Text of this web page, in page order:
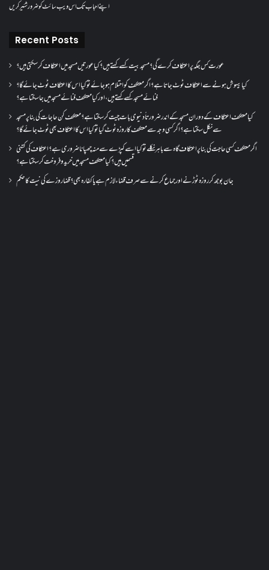
اپنے احباب تک اس ویب سائٹ کو ضرور شئیر کریں
Recent Posts
عورت کس جگہ پر اعتکاف کرے گی؟مسجد بیت کسے کہتے ہیں؟کیا عورتیں مسجد میں اعتکاف کر سکتی ہیں؟
کیا بیہوش ہونے سے اعتکاف ٹوٹ جاتا ہے؟ اگر معتکف کو احتلام ہو جائے تو کیا اس کا اعتکاف ٹوٹ جائے گا؟
فنائے مسجد کسے کہتے ہیں ، اور کیا معتکف فنائے مسجد میں جا سکتا ہے؟
کیا معتکف اعتکاف کے دوران مسجد کے اندر ضرورتاً دنیوی بات چیت کر سکتا ہے؟معتکف کن حاجات کی بنا پر مسجد
سے نکل سکتا ہے؟ اگر کسی وجہ سے معتکف کا روزہ ٹوٹ گیا تو کیا اس کا اعتکاف بھی ٹوٹ جائے گا؟
اگر معتکف کسی حاجت کی بنا پر اعتکاف گاہ سے باہر نکلے تو کیا اسے کپڑے سے منہ چھپانا ضروری ہے؟اعتکاف کی کتنی
قسمیں ہیں؟کیا معتکف مسجد میں خرید و فروخت کر سکتا ہے؟
جان بوجھ کر روزہ ٹوڑنے اور جماع کرنے سے صرف قضاء لازم ہے یا کفارہ بھی؟ قضا روزے کی نیت کا حکم